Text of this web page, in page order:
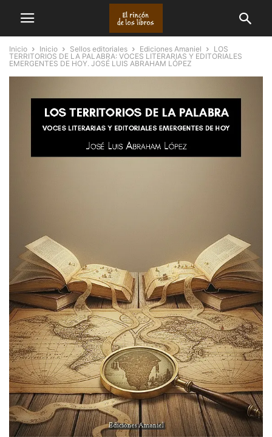
Inicio Inicio Sellos editoriales Ediciones Amaniel
LOS
TERRITORIOS DE LA PALABRA: VOCES LITERARIAS Y EDITORIALES
EMERGENTES DE HOY. JOSÉ LUIS ABRAHAM LÓPEZ